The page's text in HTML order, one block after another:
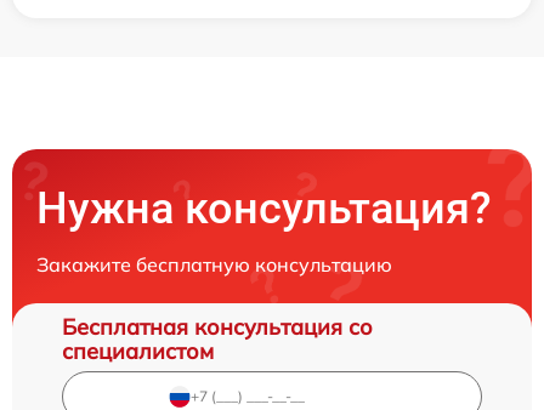
Нужна консультация?
Закажите бесплатную консультацию
Бесплатная консультация со
специалистом